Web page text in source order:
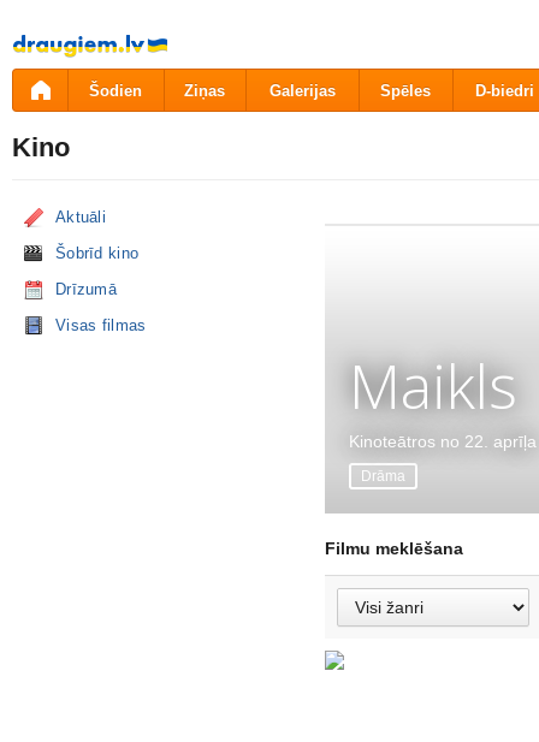
Pāriet
uz
saturu
Šodien Ziņas Galerijas Spēles D-biedri
Kino
Aktuāli
Šobrīd kino
Drīzumā
Visas filmas
Maikls
Kinoteātros no 22. aprīļa
Drāma
Filmu meklēšana